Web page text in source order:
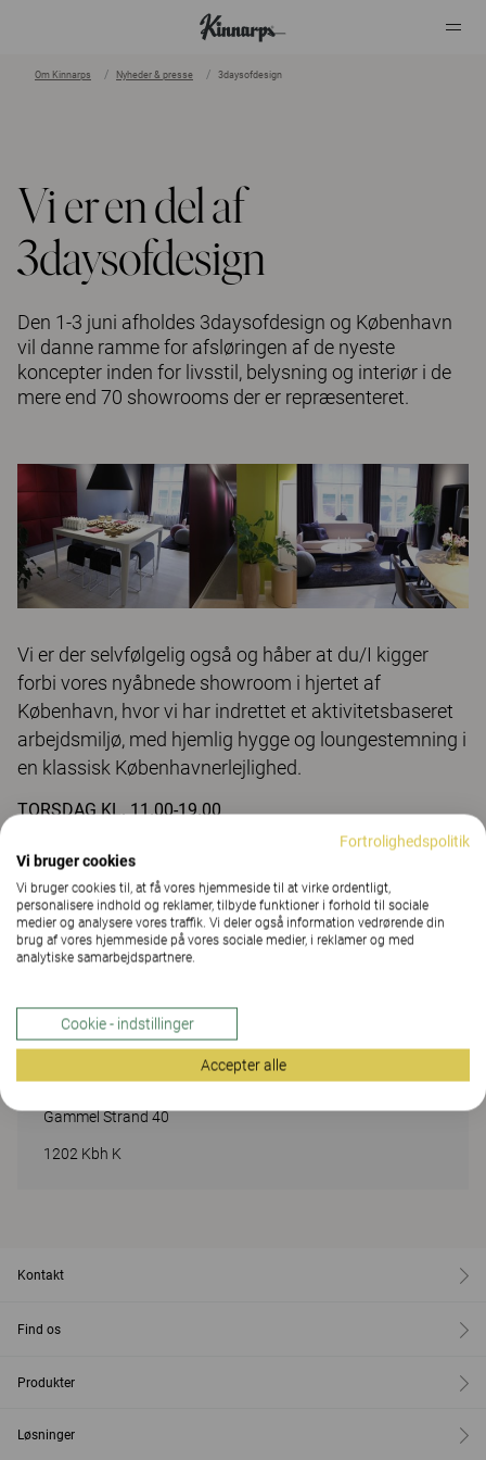
Om Kinnarps Nyheder & presse 3daysofdesign
Vi er en del af
3daysofdesign
Den 1-3 juni afholdes 3daysofdesign og København
vil danne ramme for afsløringen af de nyeste
koncepter inden for livsstil, belysning og interiør i de
mere end 70 showrooms der er repræsenteret.
Vi er der selvfølgelig også og håber at du/I kigger
forbi vores nyåbnede showroom i hjertet af
København, hvor vi har indrettet et aktivitetsbaseret
arbejdsmiljø, med hjemlig hygge og loungestemning i
en klassisk Københavnerlejlighed.
TORSDAG KL. 11.00-19.00
- HVOR VI KL. 13-16 SERVERER FORFRISKNINGER OG
SLIDERS FRA
FREDAG KL. 11.00-16.00
LØRDAG KL. 11.00-14.00
ADRESSE
Gammel Strand 40
1202 Kbh K
Kontakt
Find os
Produkter
Løsninger
Fortrolighedspolitik
Vi bruger cookies
Vi bruger cookies til, at få vores hjemmeside til at virke ordentligt,
personalisere indhold og reklamer, tilbyde funktioner i forhold til sociale
medier og analysere vores traffik. Vi deler også information vedrørende din
brug af vores hjemmeside på vores sociale medier, i reklamer og med
analytiske samarbejdspartnere.
Cookie - indstillinger
Accepter alle